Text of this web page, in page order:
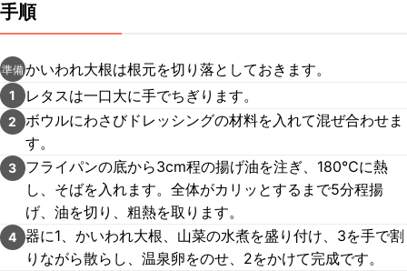
手順
準備かいわれ大根は根元を切り落としておきます。
1 レタスは一口大に手でちぎります。
2
ボウルにわさびドレッシングの材料を入れて混ぜ合わせま
す。
3
フライパンの底から3cm程の揚げ油を注ぎ、180℃に熱
し、そばを入れます。全体がカリッとするまで5分程揚
げ、油を切り、粗熱を取ります。
4 器に1、かいわれ大根、山菜の水煮を盛り付け、3を手で割
りながら散らし、温泉卵をのせ、2をかけて完成です。